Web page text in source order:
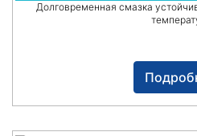
Долговременная смазка